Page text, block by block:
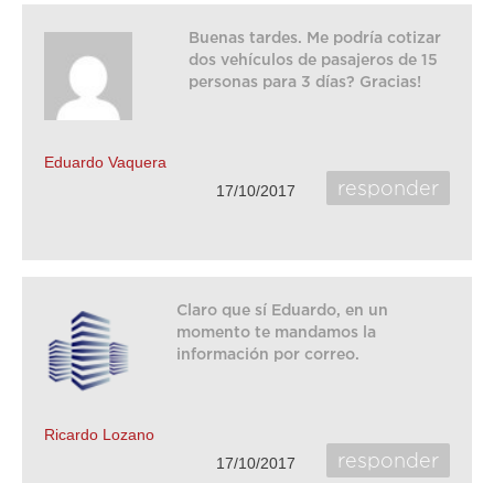
Eduardo Vaquera
Buenas tardes. Me podría cotizar
dos vehículos de pasajeros de 15
personas para 3 días? Gracias!
responder
17/10/2017
Ricardo Lozano
Claro que sí Eduardo, en un
momento te mandamos la
información por correo.
responder
17/10/2017